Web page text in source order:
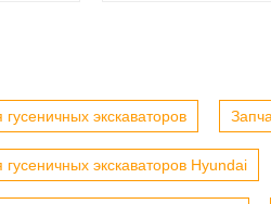
экскаваторов
гусеничных экскаваторов Hyundai